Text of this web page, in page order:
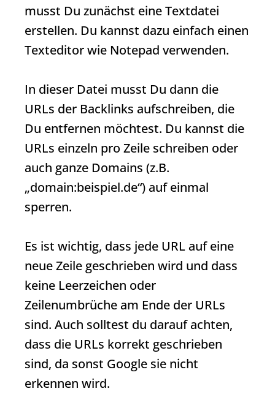
musst Du zunächst eine Textdatei
erstellen. Du kannst dazu einfach einen
Texteditor wie Notepad verwenden.
In dieser Datei musst Du dann die
URLs der Backlinks aufschreiben, die
Du entfernen möchtest. Du kannst die
URLs einzeln pro Zeile schreiben oder
auch ganze Domains (z.B.
„domain:beispiel.de“) auf einmal
sperren.
Es ist wichtig, dass jede URL auf eine
neue Zeile geschrieben wird und dass
keine Leerzeichen oder
Zeilenumbrüche am Ende der URLs
sind. Auch solltest du darauf achten,
dass die URLs korrekt geschrieben
sind, da sonst Google sie nicht
erkennen wird.